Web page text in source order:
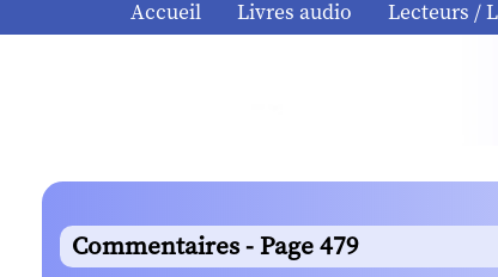
Accueil Livres audio Lecteurs /
Commentaires - Page 479